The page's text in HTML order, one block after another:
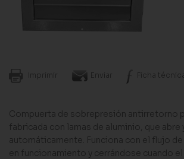
Imprimir Enviar Ficha
Compuerta de sobrepresión antirretorno
fabricada con lamas de aluminio, que abre
automáticamente. Funciona con el flujo
en funcionamiento y cerrándose cuando